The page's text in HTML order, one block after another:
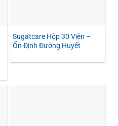
Sugatcare Hộp 30 Viên –
Ổn Định Đường Huyết